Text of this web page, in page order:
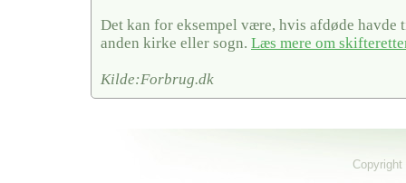
Det kan for eksempel være, hvis afdøde
anden kirke eller sogn. Læs mere om
Kilde:Forbrug.dk